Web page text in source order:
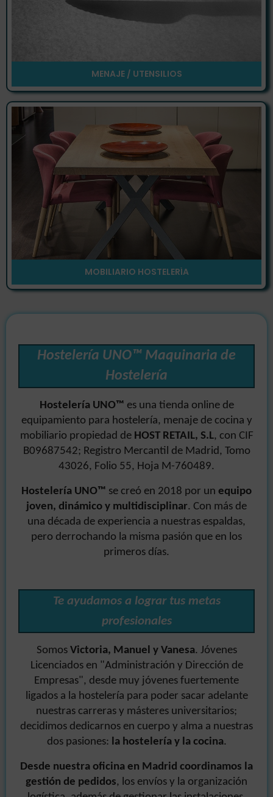
MENAJE / UTENSILIOS
MOBILIARIO HOSTELERÍA
Hostelería UNO™ Maquinaria de
Hostelería
Hostelería UNO™ es una tienda online de
equipamiento para hostelería, menaje de cocina y
mobiliario propiedad de HOST RETAIL, S.L, con CIF
B09687542; Registro Mercantil de Madrid, Tomo
43026, Folio 55, Hoja M-760489.
Hostelería UNO™ se creó en 2018 por un equipo
joven, dinámico y multidisciplinar. Con más de
una década de experiencia a nuestras espaldas,
pero derrochando la misma pasión que en los
primeros días.
Te ayudamos a lograr tus metas
profesionales
Somos Victoria, Manuel y Vanesa. Jóvenes
Licenciados en "Administración y Dirección de
Empresas", desde muy jóvenes fuertemente
ligados a la hostelería para poder sacar adelante
nuestras carreras y másteres universitarios;
decidimos dedicarnos en cuerpo y alma a nuestras
dos pasiones: la hostelería y la cocina.
Desde nuestra oficina en Madrid coordinamos la
gestión de pedidos, los envíos y la organización